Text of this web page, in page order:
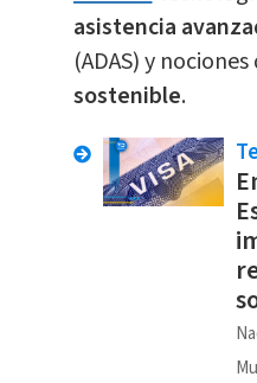
asistencia
(ADAS) y nociones
sostenible.